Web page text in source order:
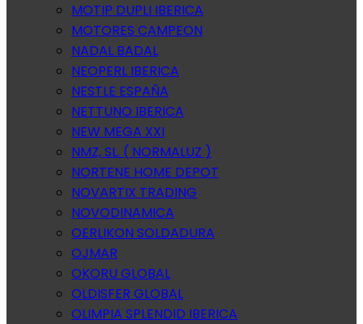
MOTIP DUPLI IBERICA
MOTORES CAMPEON
NADAL BADAL
NEOPERL IBERICA
NESTLE ESPAÑA
NETTUNO IBERICA
NEW MEGA XXI
NMZ, SL. ( NORMALUZ )
NORTENE HOME DEPOT
NOVARTIX TRADING
NOVODINAMICA
OERLIKON SOLDADURA
OJMAR
OKORU GLOBAL
OLDISFER GLOBAL
OLIMPIA SPLENDID IBERICA